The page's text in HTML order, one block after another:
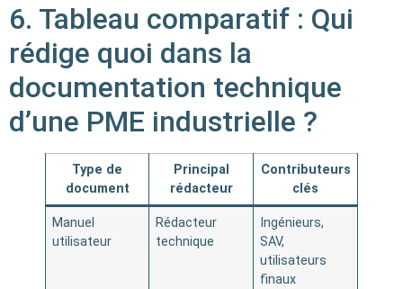
6. Tableau comparatif : Qui
rédige quoi dans la
documentation technique
d’une PME industrielle ?
Type de
document
Principal
rédacteur
Contributeurs
clés
Manuel
utilisateur
Rédacteur
technique
Ingénieurs,
SAV,
utilisateurs
finaux